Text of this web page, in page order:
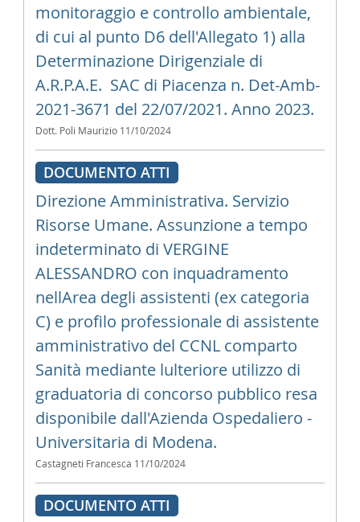
monitoraggio e controllo ambientale,
di cui al punto D6 dell'Allegato 1) alla
Determinazione Dirigenziale di
A.R.P.A.E.  SAC di Piacenza n. Det-Amb-
2021-3671 del 22/07/2021. Anno 2023.
Dott. Poli Maurizio 11/10/2024
DOCUMENTO ATTI
Direzione Amministrativa. Servizio
Risorse Umane. Assunzione a tempo
indeterminato di VERGINE
ALESSANDRO con inquadramento
nellArea degli assistenti (ex categoria
C) e profilo professionale di assistente
amministrativo del CCNL comparto
Sanità mediante lulteriore utilizzo di
graduatoria di concorso pubblico resa
disponibile dall'Azienda Ospedaliero -
Universitaria di Modena.
Castagneti Francesca 11/10/2024
DOCUMENTO ATTI